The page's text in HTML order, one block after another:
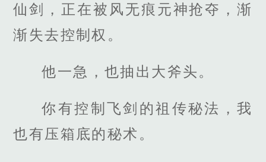
仙剑，正在被风无痕元神抢夺，渐
渐失去控制权。
他一急，也抽出大斧头。
你有控制飞剑的祖传秘法，我
也有压箱底的秘术。